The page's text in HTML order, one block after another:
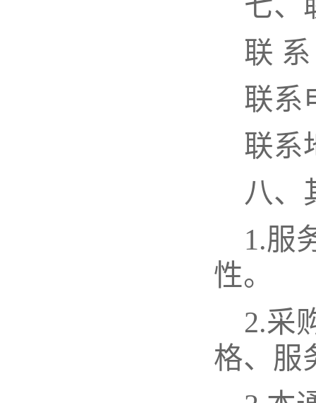
联 系
联系
联系
八、
1.服
性。
2.采
格、服